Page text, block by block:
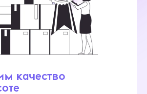
качество